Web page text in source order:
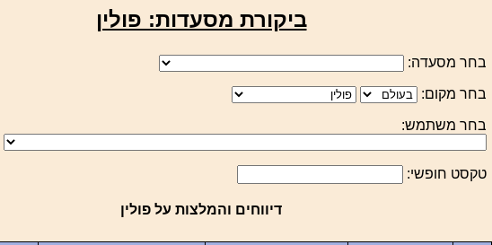
ביקורת מסעדות: פולין
בחר מסעדה:
בחר מקום:
בחר משתמש:
טקסט חופשי:
דיווחים והמלצות על פולין